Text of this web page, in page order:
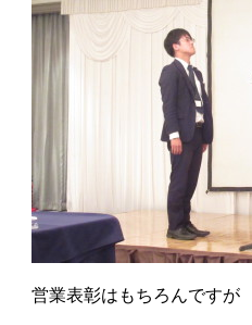
営業表彰はもちろんですが